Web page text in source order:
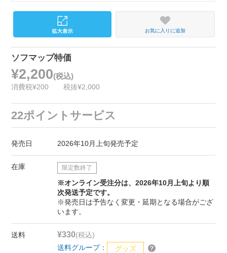
お気に入りに追加
ソフマップ特価
¥2,200(税込)
消費税¥200 税抜¥2,000
22ポイントサービス
発売日 2026年10月上旬発売予定
在庫 限定数終了
※オンライン受注分は、2026年10月上旬より順
次発送予定です。
※発売日は予告なく変更・延期となる場合がござ
います。
送料 ¥330(税込)
送料グループ：
グッズ